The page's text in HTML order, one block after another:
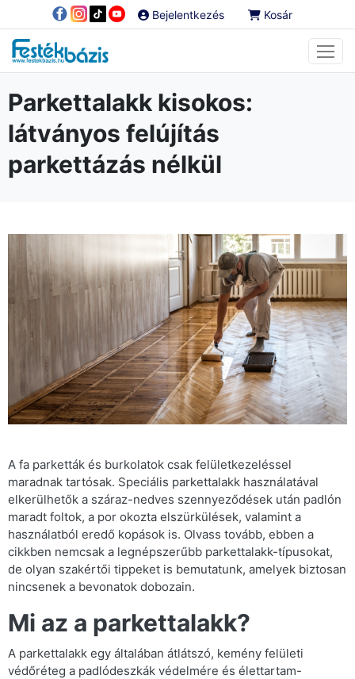
Bejelentkezés Kosár
Parkettalakk kisokos:
látványos felújítás
parkettázás nélkül
A fa parketták és burkolatok csak felületkezeléssel
maradnak tartósak. Speciális parkettalakk használatával
elkerülhetők a száraz-nedves szennyeződések után padlón
maradt foltok, a por okozta elszürkülések, valamint a
használatból eredő kopások is. Olvass tovább, ebben a
cikkben nemcsak a legnépszerűbb parkettalakk-típusokat,
de olyan szakértői tippeket is bemutatunk, amelyek biztosan
nincsenek a bevonatok dobozain.
Mi az a parkettalakk?
A parkettalakk egy általában átlátszó, kemény felületi
védőréteg a padlódeszkák védelmére és élettartam-